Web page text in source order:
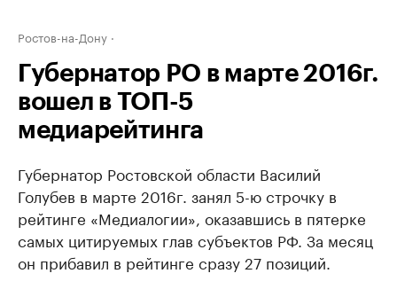
Ростов-на-Дону
Губернатор РО в марте 2016г.
вошел в ТОП-5
медиарейтинга
Губернатор Ростовской области Василий
Голубев в марте 2016г. занял 5-ю строчку в
рейтинге «Медиалогии», оказавшись в пятерке
самых цитируемых глав субъектов РФ. За месяц
он прибавил в рейтинге сразу 27 позиций.